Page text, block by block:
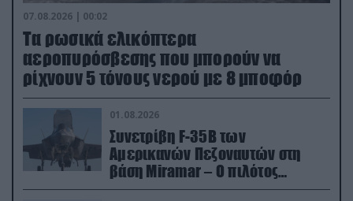
07.08.2026 | 00:02
Τα ρωσικά ελικόπτερα
αεροπυρόσβεσης που μπορούν να
ρίχνουν 5 τόνους νερού με 8 μποφόρ
01.08.2026
Συνετρίβη F-35B των
Αμερικανών Πεζοναυτών στη
βάση Miramar – Ο πιλότος
εκτινάχθηκε εγκαίρως